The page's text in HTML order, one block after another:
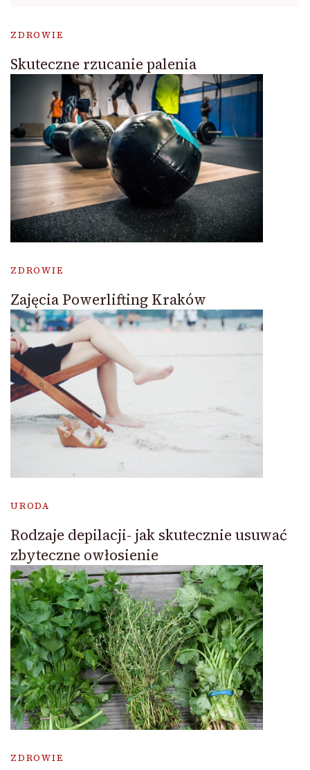
ZDROWIE
Skuteczne rzucanie palenia
ZDROWIE
Zajęcia Powerlifting Kraków
URODA
Rodzaje depilacji- jak skutecznie usuwać
zbyteczne owłosienie
ZDROWIE